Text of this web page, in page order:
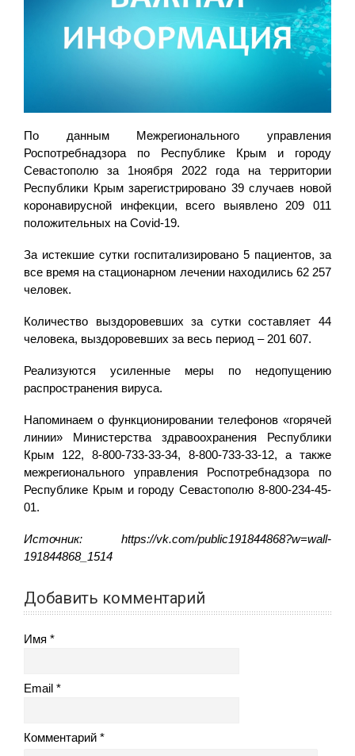
По данным Межрегионального управления
Роспотребнадзора по Республике Крым и городу
Севастополю за 1ноября 2022 года на территории
Республики Крым зарегистрировано 39 случаев новой
коронавирусной инфекции, всего выявлено 209 011
положительных на Covid-19.
За истекшие сутки госпитализировано 5 пациентов, за
все время на стационарном лечении находились 62 257
человек.
Количество выздоровевших за сутки составляет 44
человека, выздоровевших за весь период – 201 607.
Реализуются усиленные меры по недопущению
распространения вируса.
Напоминаем о функционировании телефонов «горячей
линии» Министерства здравоохранения Республики
Крым 122, 8-800-733-33-34, 8-800-733-33-12, а также
межрегионального управления Роспотребнадзора по
Республике Крым и городу Севастополю 8-800-234-45-
01.
Источник: https://vk.com/public191844868?w=wall-
191844868_1514
Добавить комментарий
Имя
Email
Комментарий